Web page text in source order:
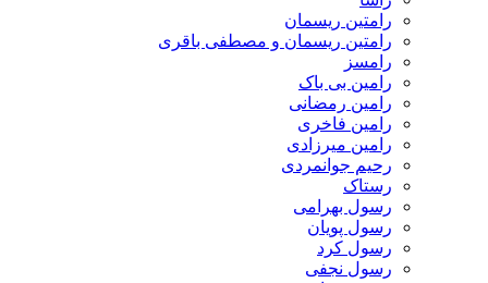
رامتین ریسمان
رامتین ریسمان و مصطفی باقری
رامسز
رامین بی باک
رامین رمضانی
رامین فاخری
رامین میرزادی
رحیم جوانمردی
رستاک
رسول بهرامی
رسول پویان
رسول کرد
رسول نجفی